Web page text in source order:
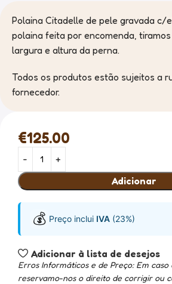
Polaina Citadelle de pele gravada c/
polaina feita por encomenda,
largura e altura da perna.
Todos os produtos estão sujeitos a
fornecedor.
€125.00
Adicionar
💰 Preço inclui IVA (23%)
Adicionar à lista de desejos
Erros Informáticos e de Preço: Em
reservamo-nos o direito de corrigir ou